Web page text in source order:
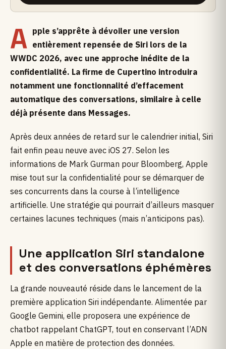
A pple s’apprête à dévoiler une version
entièrement repensée de Siri lors de la
WWDC 2026, avec une approche inédite de la
confidentialité. La firme de Cupertino introduira
notamment une fonctionnalité d’effacement
automatique des conversations, similaire à celle
déjà présente dans Messages.
Après deux années de retard sur le calendrier initial, Siri
fait enfin peau neuve avec iOS 27. Selon les
informations de Mark Gurman pour Bloomberg, Apple
mise tout sur la confidentialité pour se démarquer de
ses concurrents dans la course à l’intelligence
artificielle. Une stratégie qui pourrait d’ailleurs masquer
certaines lacunes techniques (mais n’anticipons pas).
Une application Siri standalone
et des conversations éphémères
La grande nouveauté réside dans le lancement de la
première application Siri indépendante. Alimentée par
Google Gemini, elle proposera une expérience de
chatbot rappelant ChatGPT, tout en conservant l’ADN
Apple en matière de protection des données.